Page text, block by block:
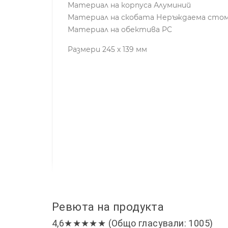
Материал на корпуса Алуминий
Материал на скобата Неръждаема
Материал на обектива PC
Размери 245 х 139 мм
Ревюта на продукта
4,6★★★★★ (Общо гласували: 1005)